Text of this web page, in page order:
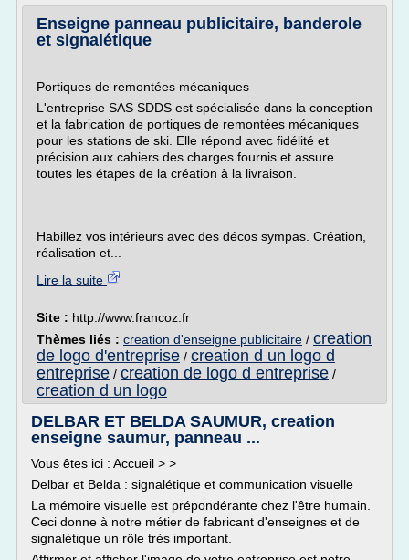
Enseigne panneau publicitaire, banderole
et signalétique
Portiques de remontées mécaniques
L'entreprise SAS SDDS est spécialisée dans la conception
et la fabrication de portiques de remontées mécaniques
pour les stations de ski. Elle répond avec fidélité et
précision aux cahiers des charges fournis et assure
toutes les étapes de la création à la livraison.
Habillez vos intérieurs avec des décos sympas. Création,
réalisation et...
Lire la suite
Site : http://www.francoz.fr
Thèmes liés : creation d'enseigne publicitaire / creation
de logo d'entreprise / creation d un logo d
entreprise / creation de logo d entreprise /
creation d un logo
DELBAR ET BELDA SAUMUR, creation
enseigne saumur, panneau ...
Vous êtes ici : Accueil > >
Delbar et Belda : signalétique et communication visuelle
La mémoire visuelle est prépondérante chez l'être humain.
Ceci donne à notre métier de fabricant d'enseignes et de
signalétique un rôle très important.